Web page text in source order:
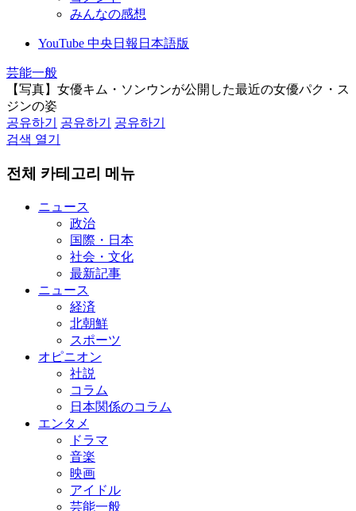
みんなの感想
YouTube 中央日報日本語版
芸能一般
【写真】女優キム・ソンウンが公開した最近の女優パク・ス
ジンの姿
공유하기
공유하기
공유하기
검색 열기
전체 카테고리 메뉴
ニュース
政治
国際・日本
社会・文化
最新記事
ニュース
経済
北朝鮮
スポーツ
オピニオン
社説
コラム
日本関係のコラム
エンタメ
ドラマ
音楽
映画
アイドル
芸能一般